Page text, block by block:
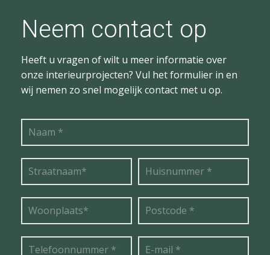
Neem contact op
Heeft u vragen of wilt u meer informatie over
onze interieurprojecten? Vul het formulier in en
wij nemen zo snel mogelijk contact met u op.